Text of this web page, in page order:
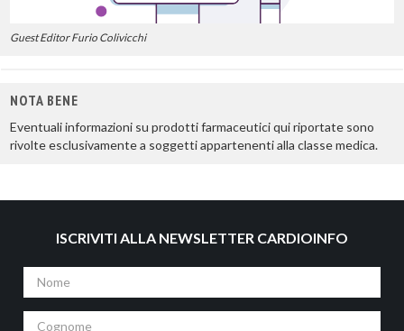
Guest Editor Furio Colivicchi
NOTA BENE
Eventuali informazioni su prodotti farmaceutici qui riportate sono
rivolte esclusivamente a soggetti appartenenti alla classe medica.
ISCRIVITI ALLA NEWSLETTER CARDIOINFO
Nome
Cognome